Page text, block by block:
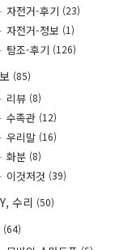
자전거-후기 (23)
자전거-정보 (1)
탐조-후기 (126)
(85)
리뷰 (8)
수족관 (12)
우리말 (16)
화분 (8)
이것저것 (39)
수리 (50)
(64)